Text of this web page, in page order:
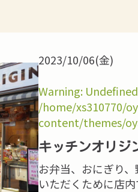
2023/10/06(金)
Warning:
/home/xs310770/
content/themes/
キッチンオリジ
お弁当、おにぎり
いただくために店